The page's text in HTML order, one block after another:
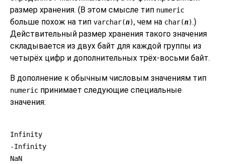
размер хранения. (В этом смысле тип numeric
больше похож на тип varchar(n), чем на char(n).)
Действительный размер хранения такого значения
складывается из двух байт для каждой группы из
четырёх цифр и дополнительных трёх-восьми байт.
В дополнение к обычным числовым значениям тип
numeric принимает следующие специальные
значения:
Infinity
-Infinity
NaN